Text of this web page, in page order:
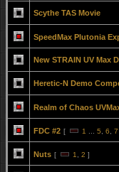
Scythe TAS Movie
SpeedMax Plutonia
New STRAIN UV Max
Heretic-N Demo
Realm of Chaos
FDC #2 [ 1 5 6 7
Nuts [ 1 2 ]